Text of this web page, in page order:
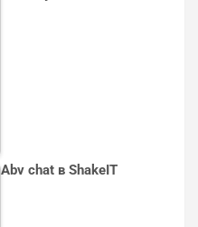
Аbv chat в ShakeIT